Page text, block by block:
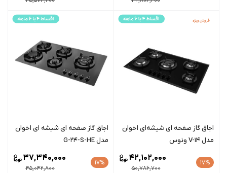
اجاق گاز صفحه ای شیشه‌ای اخوان
مدل V-14 ونوس
17%
50,786,700
42,102,000
اجاق گاز صفحه ای شیشه ای اخوان
مدل G-24-S-HE
17%
45,042,800
37,340,000